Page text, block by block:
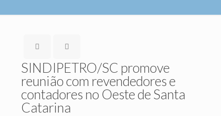
SINDIPETRO/SC promove
reunião com revendedores e
contadores no Oeste de Santa
Catarina